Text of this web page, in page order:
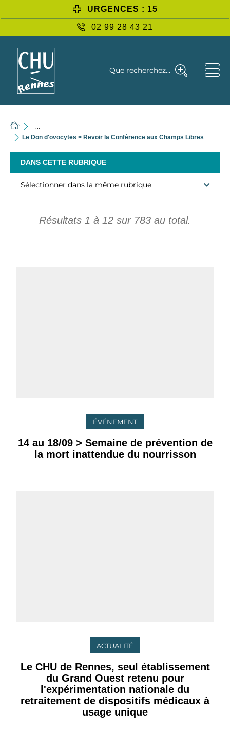
URGENCES : 15
02 99 28 43 21
Que recherchez-vous ?
...
Le Don d'ovocytes > Revoir la Conférence aux Champs Libres
DANS CETTE RUBRIQUE
Sélectionner dans la même rubrique
Résultats 1 à 12 sur 783 au total.
ÉVÉNEMENT
14 au 18/09 > Semaine de prévention de
la mort inattendue du nourrisson
ACTUALITÉ
Le CHU de Rennes, seul établissement
du Grand Ouest retenu pour
l'expérimentation nationale du
retraitement de dispositifs médicaux à
usage unique